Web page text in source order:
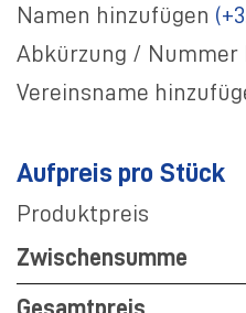
Namen hinzufügen
Abkürzung / Nummer
Vereinsname
Aufpreis pro Stück
Produktpreis
Zwischensumme